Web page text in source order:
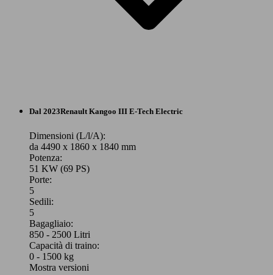
Station wagon
Benzina
Model Version
Dal 2023Renault Kangoo III E-Tech Electric
Dimensioni (L/l/A):
da 4490 x 1860 x 1840 mm
Potenza:
51 KW (69 PS)
Porte:
5
Sedili:
5
Bagagliaio:
850 - 2500 Litri
Capacità di traino:
0 - 1500 kg
Mostra versioni